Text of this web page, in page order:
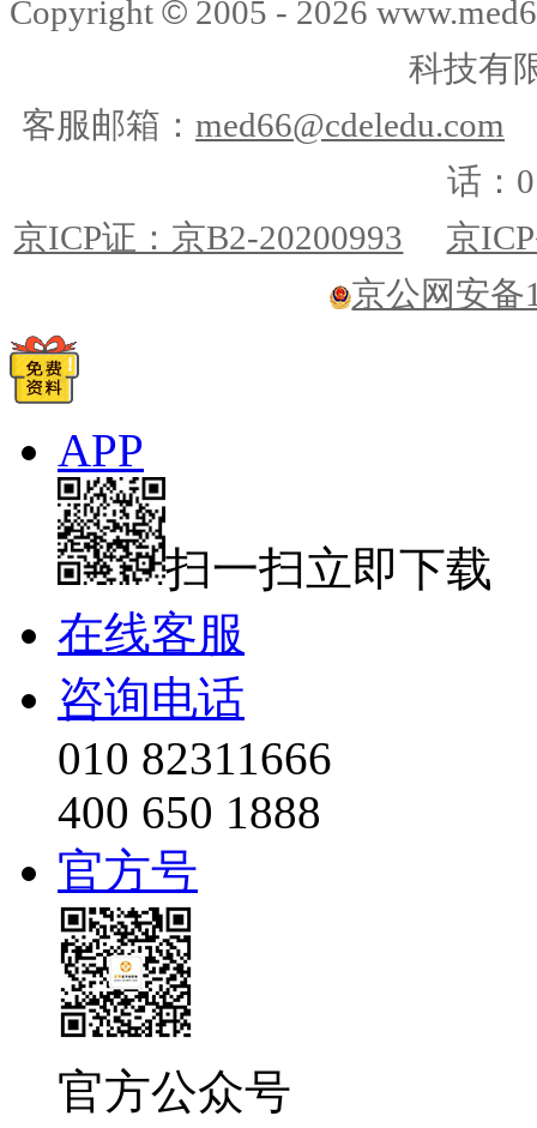
Copyright © 2005 - 2026
科技有
客服邮箱： med66@cdeledu.com
话：
京ICP证：京B2-20200993
京
京公网安备
APP
扫一扫立即下载
在线客服
咨询电话
010 82311666
400 650 1888
官方号
官方公众号